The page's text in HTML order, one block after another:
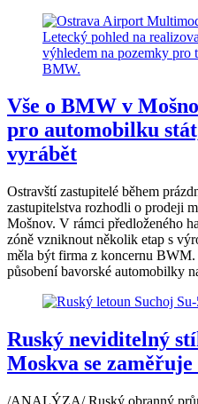
Vše o BMW v
pro automobilku
vyrábět
Ostravští zastupitelé během
zastupitelstva rozhodli o prodeji
Mošnov. V rámci předloženého
zóně vzniknout několik etap s
měla být firma z koncernu
působení bavorské automobilky
Ruský neviditelný
Moskva se